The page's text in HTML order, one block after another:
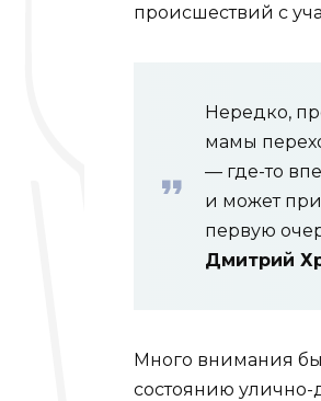
происшествий с
Нередко,
мамы
— где-то
и может
первую
Дмитрий
Много внимания
состоянию улично-